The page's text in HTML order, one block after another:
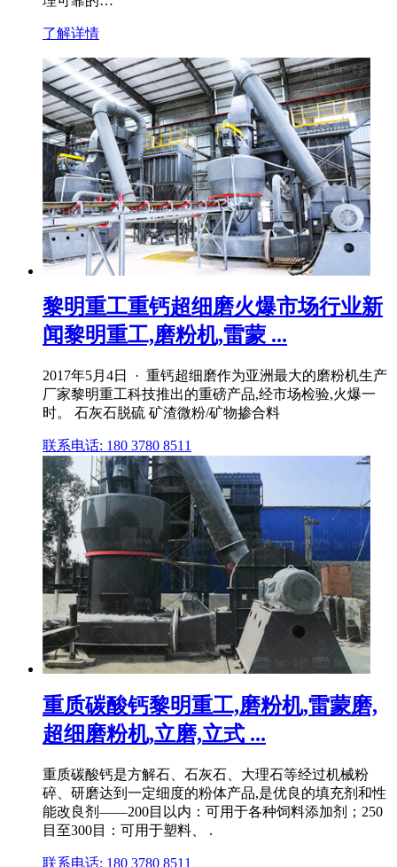
了解详情
黎明重工重钙超细磨火爆市场行业新
闻黎明重工,磨粉机,雷蒙 ...
2017年5月4日 · 重钙超细磨作为亚洲最大的磨粉机生产
厂家黎明重工科技推出的重磅产品,经市场检验,火爆一
时。 石灰石脱硫 矿渣微粉/矿物掺合料
联系电话: 180 3780 8511
重质碳酸钙黎明重工,磨粉机,雷蒙磨,
超细磨粉机,立磨,立式 ...
重质碳酸钙是方解石、石灰石、大理石等经过机械粉
碎、研磨达到一定细度的粉体产品,是优良的填充剂和性
能改良剂——200目以内：可用于各种饲料添加剂；250
目至300目：可用于塑料、 .
联系电话: 180 3780 8511